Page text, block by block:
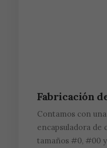
Fabricación
Contamos con
encapsuladora de
tamaños #0, #00